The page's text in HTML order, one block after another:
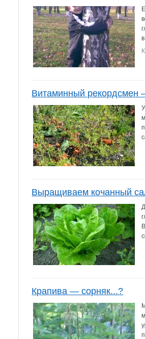
Витаминный рекордсмен
Выращиваем кочанный
Крапива — сорняк...?